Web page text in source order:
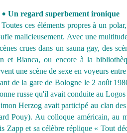
•Un regard superbement ironique
Toutes ces éléments propres à un
malicieusement. Avec une
crues dans un sauna gay, des
et Bianca, ou encore à la
une scène de sexe en voyeurs
de la gare de Bologne le 2 août
russe qu'il avait conduite au
Herzog avait participé au clan
Pouy). Au colloque américain, au
Zapp et sa célèbre réplique « Tout